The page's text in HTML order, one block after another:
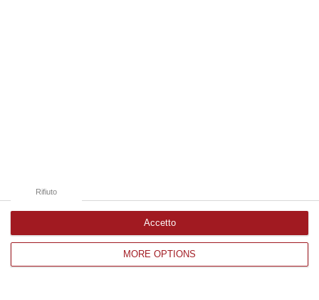
MORE OPTIONS
Rifiuto
Accetto
Corriere delle Calabria è una testata giornalistica di News&Com S.r.l